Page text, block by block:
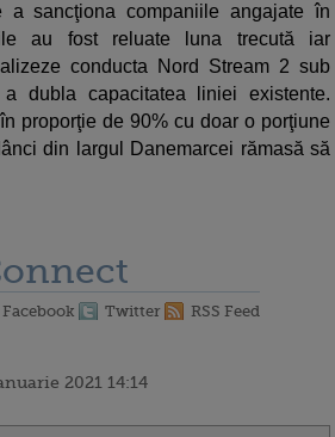
sancţiona companiile angajate în
au fost reluate luna trecută iar
conducta Nord Stream 2 sub
dubla capacitatea liniei existente.
proporţie de 90% cu doar o porţiune
din largul Danemarcei rămasă să
Facebook Twitter RSS Feed
2021 14:14